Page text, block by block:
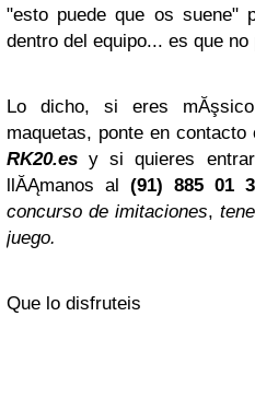
"esto puede que os suene"
dentro del equipo... es que
Lo dicho, si eres
maquetas, ponte en
RK20.es y si quieres
llĂĄmanos al (91) 885 01
concurso de imitaciones,
juego.
Que lo disfruteis